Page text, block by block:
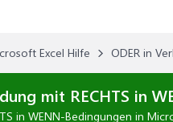
Excel Hilfe ODER in
mit RECHTS in
in WENN-Bedingungen in